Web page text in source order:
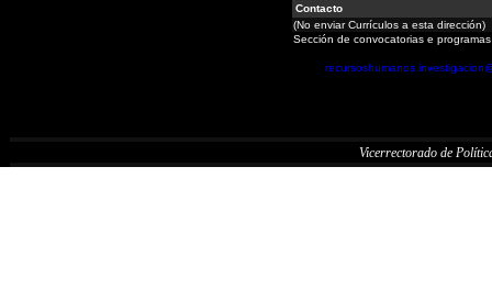
Contacto
(No enviar Currículos a esta dirección)
Sección de convocatorias e
Vicerrectorado de